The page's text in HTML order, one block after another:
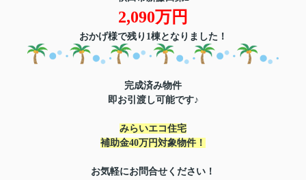
2,090万円
おかげ様で残り1棟となりました ！
完成済み物件
即お引渡し可能です♪
みらいエコ住宅
補助金40万円対象物件！
お気軽にお問合せください！